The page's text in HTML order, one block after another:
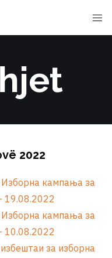
2022
кампања за
19.08.2022
кампања за
10.08.2022
за изборна